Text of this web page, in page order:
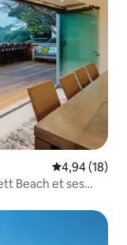
Évaluation
4,94 (18)
Beach et ses